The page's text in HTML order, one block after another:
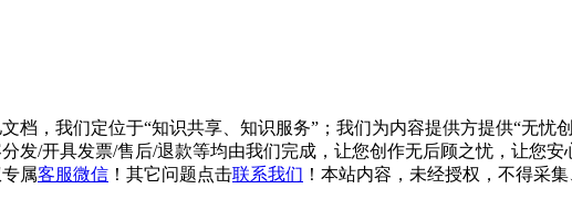
档，我们定位于“知识共享、知识服务”；我们为内容提供方提供“无
发/开具发票/售后/退款等均由我们完成，让您创作无后顾之忧，让您安
专属客服微信 ！其它问题点击联系我们 ！本站内容，未经授权，不得采